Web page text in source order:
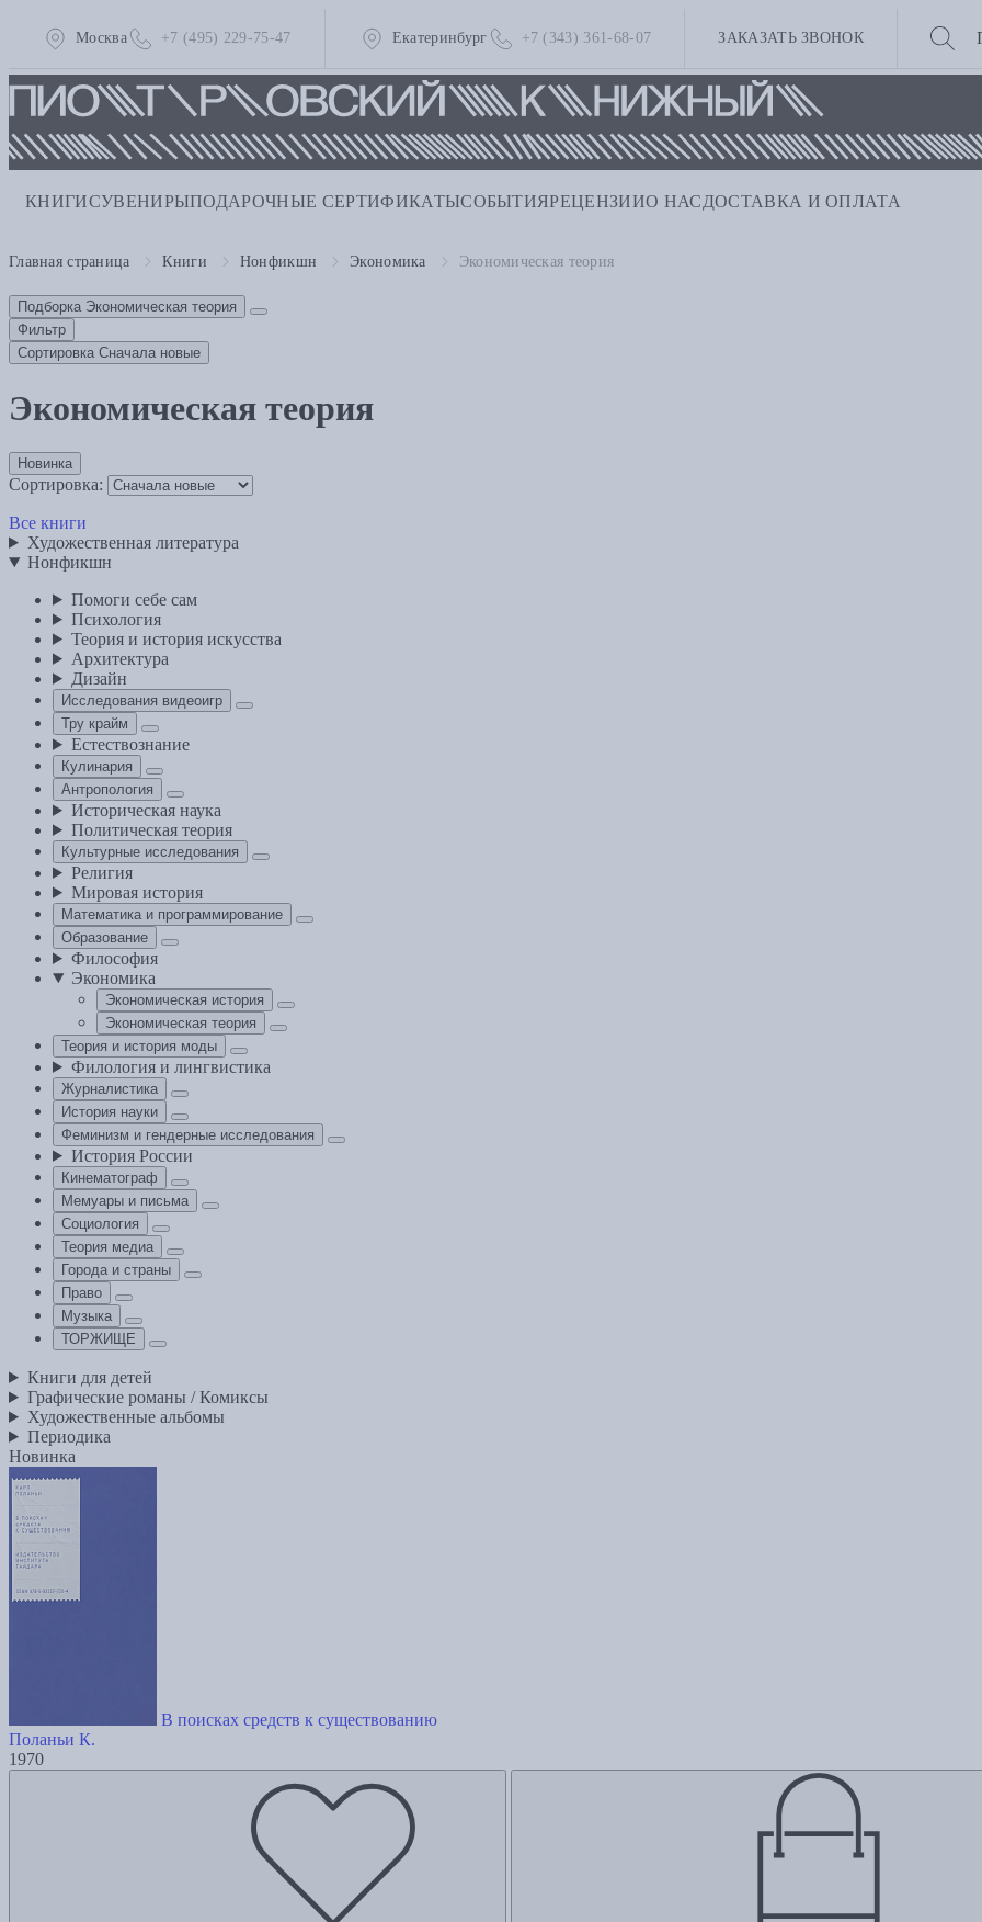
Москва +7 (495) 229-75-47 Екатеринбург +7 (343) 361-68-07 ЗАКАЗАТЬ ЗВОНОК
КНИГИСУВЕНИРЫПОДАРОЧНЫЕ СЕРТИФИКАТЫСОБЫТИЯРЕЦЕНЗИИО НАС ДОСТАВКА И ОПЛАТА
Главная страница Книги Нонфикшн Экономика Экономическая теория
Подборка Экономическая теория
Фильтр
Сортировка Сначала новые
Экономическая теория
Новинка
Сортировка:
Все книги
Художественная литература
Нонфикшн
Помоги себе сам
Психология
Теория и история искусства
Архитектура
Дизайн
Исследования видеоигр
Тру крайм
Естествознание
Кулинария
Антропология
Историческая наука
Политическая теория
Культурные исследования
Религия
Мировая история
Математика и программирование
Образование
Философия
Экономика
Экономическая история
Экономическая теория
Теория и история моды
Филология и лингвистика
Журналистика
История науки
Феминизм и гендерные исследования
История России
Кинематограф
Мемуары и письма
Социология
Теория медиа
Города и страны
Право
Музыка
ТОРЖИЩЕ
Книги для детей
Графические романы / Комиксы
Художественные альбомы
Периодика
Новинка
В поисках средств к существованию
Поланьи К.
1970